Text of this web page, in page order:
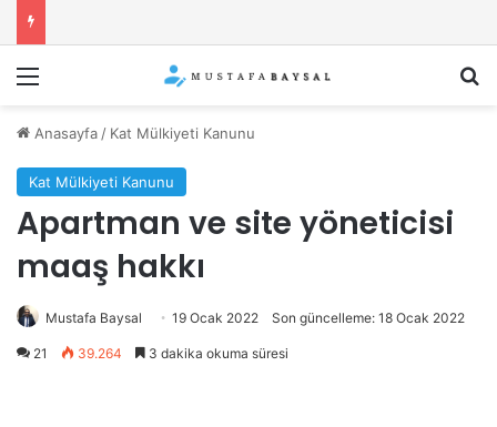
Menü
Anasayfa / Kat Mülkiyeti Kanunu
Kat Mülkiyeti Kanunu
Apartman ve site yöneticisi
maaş hakkı
Mustafa Baysal 19 Ocak 2022 Son güncelleme: 18 Ocak 2022
21 39.264 3 dakika okuma süresi